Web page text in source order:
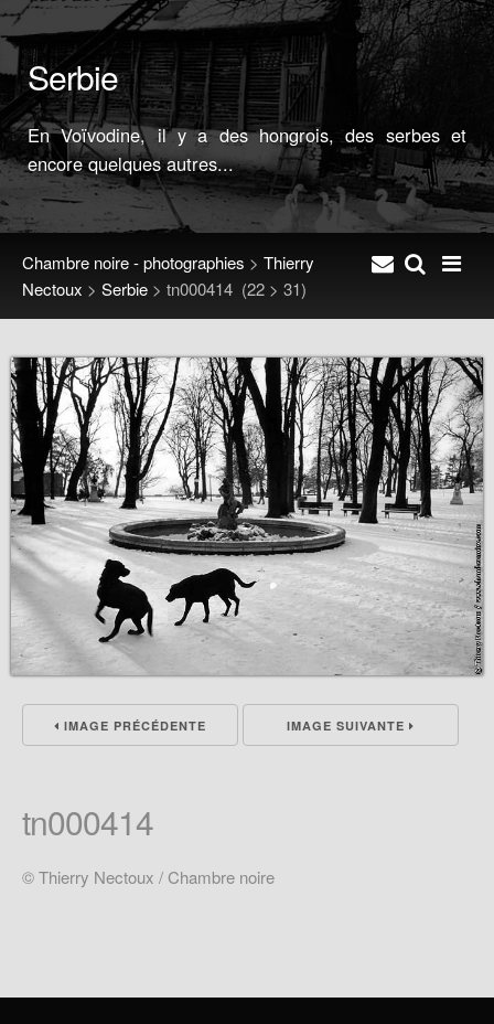
Serbie
En Voïvodine, il y a des hongrois, des serbes et
encore quelques autres...
Chambre noire - photographies > Thierry
Nectoux > Serbie > tn000414 (22 > 31)
IMAGE PRÉCÉDENTE IMAGE SUIVANTE
tn000414
© Thierry Nectoux / Chambre noire